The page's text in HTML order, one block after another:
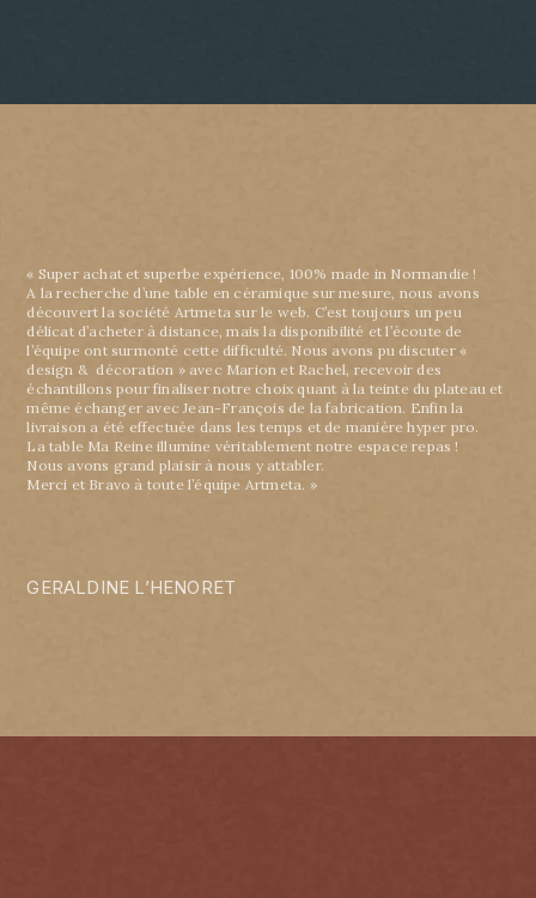
« Super achat et superbe expérience, 100% made in Normandie !
A la recherche d’une table en céramique sur mesure, nous avons
découvert la société Artmeta sur le web. C’est toujours un peu
délicat d’acheter à distance, mais la disponibilité et l’écoute de
l’équipe ont surmonté cette difficulté. Nous avons pu discuter «
design & décoration » avec Marion et Rachel, recevoir des
échantillons pour finaliser notre choix quant à la teinte du plateau et
même échanger avec Jean-François de la fabrication. Enfin la
livraison a été effectuée dans les temps et de manière hyper pro.
La table Ma Reine illumine véritablement notre espace repas !
Nous avons grand plaisir à nous y attabler.
Merci et Bravo à toute l’équipe Artmeta. »
GERALDINE L’HENORET